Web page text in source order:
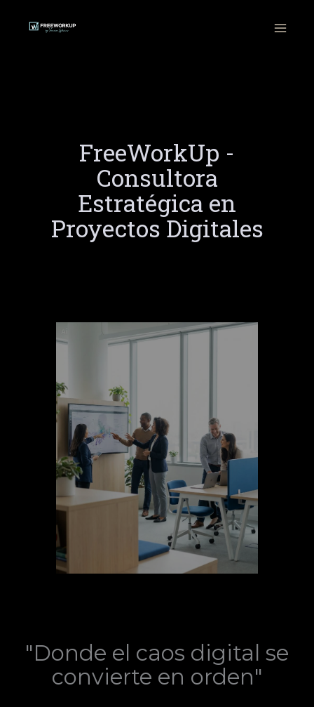
FreeWorkUp -
Consultora
Estratégica en
Proyectos Digitales
"Donde el caos digital se
convierte en orden"